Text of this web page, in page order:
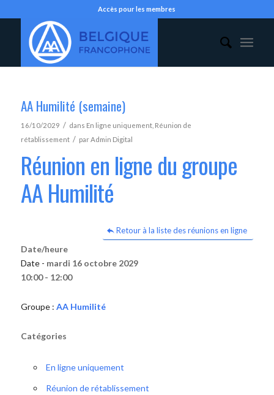
Accès pour les membres
AA Humilité (semaine)
16/10/2029 / dans En ligne uniquement, Réunion de
rétablissement / parAdmin Digital
Réunion en ligne du groupe
AA Humilité
Retour à la liste des réunions en ligne
Date/heure
Date - mardi 16 octobre 2029
10:00 - 12:00
Groupe : AA Humilité
Catégories
En ligne uniquement
Réunion de rétablissement